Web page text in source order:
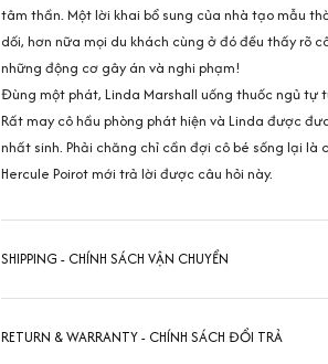
tâm thần. Một lời khai bổ sung của nhà tạo mẫu
dối, hơn nữa mọi du khách cùng ở đó đều thấy rõ
những động cơ gây án và nghi phạm!
Đùng một phát, Linda Marshall uống thuốc ngủ tự
Rất may cô hầu phòng phát hiện và Linda được
nhất sinh. Phải chăng chỉ cần đợi cô bé sống lại là
Hercule Poirot mới trả lời được câu hỏi này.
SHIPPING - CHÍNH SÁCH VẬN CHUYỂN
RETURN & WARRANTY - CHÍNH SÁCH ĐỔI TRẢ